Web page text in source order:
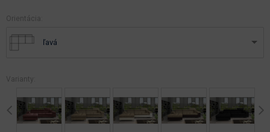
Orientácia:
ľavá
Varianty:
Previous